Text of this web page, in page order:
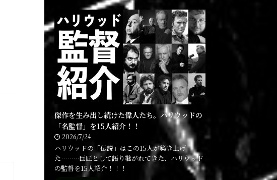
傑作を生み出し続けた偉人たち。ハリウッドの
「名監督」を15人紹介！！
2026/7/24
ハリウッドの「伝説」はこの15人が築き上げ
た………巨匠として語り継がれてきた、ハリウッド
の監督を15人紹介！！！